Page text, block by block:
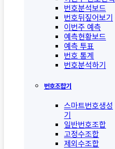
번호분석보드
번호뒤짚어보기
이번주 예측
예측현황보드
예측 투표
번호 통계
번호분석하기
번호조합기
스마트번호생성
기
일반번호조합
고정수조합
제외수조합